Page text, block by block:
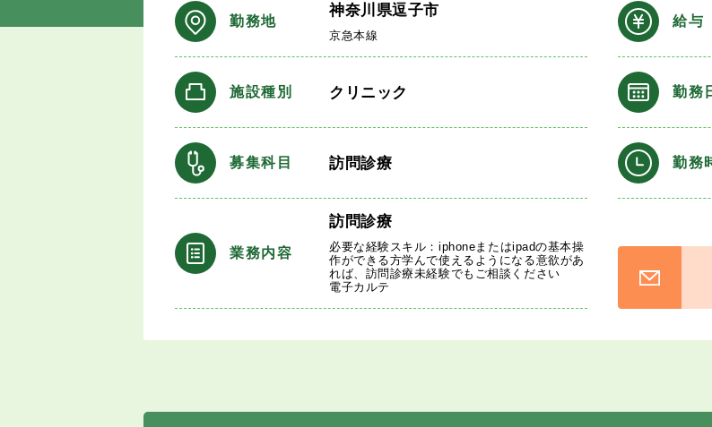
勤務地
神奈川県逗子市
京急本線
施設種別 クリニック
募集科目 訪問診療
業務内容
訪問診療
必要な経験スキル：iphoneまたはipadの基本操
作ができる方学んで使えるようになる意欲があ
れば、訪問診療未経験でもご相談ください
電子カルテ
給与
勤務
勤務